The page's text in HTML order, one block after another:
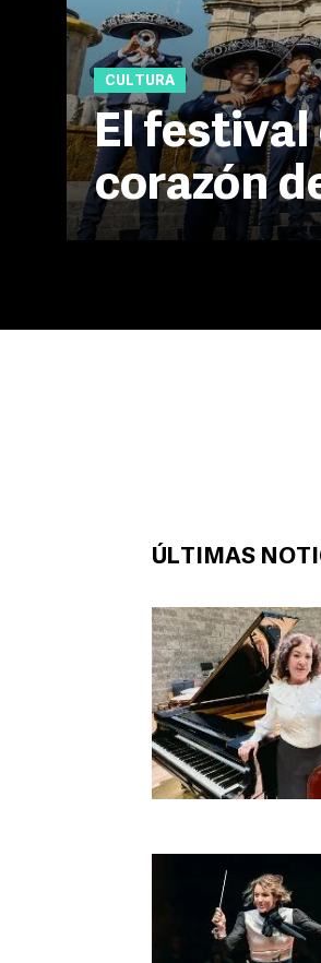
CULTURA
El festival
corazón
ÚLTIMAS